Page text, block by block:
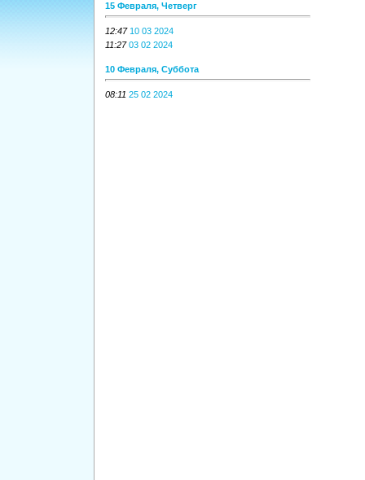
15 Февраля, Четверг
12:47 10 03 2024
11:27 03 02 2024
10 Февраля, Суббота
08:11 25 02 2024